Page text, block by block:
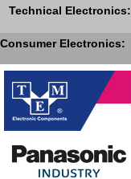
Technical Electronics:
Consumer Electronics: